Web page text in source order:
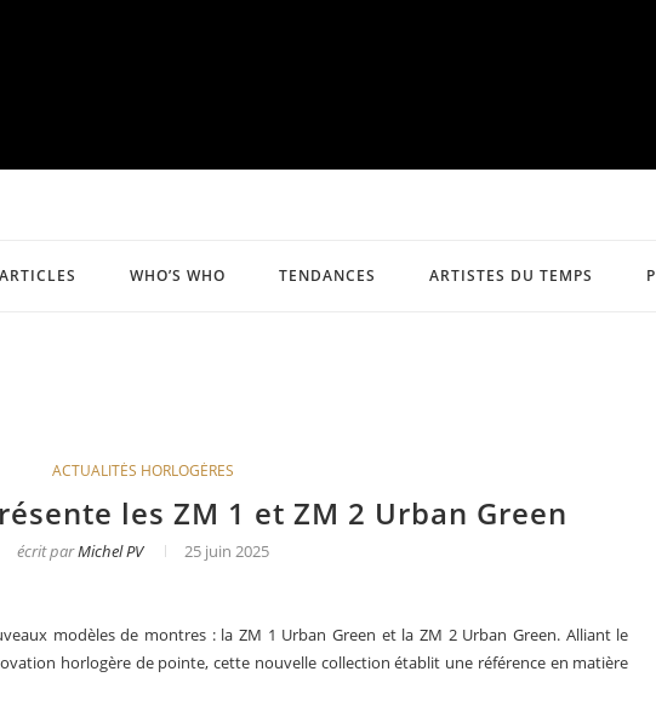
WHO’S WHO TENDANCES ARTISTES DU TEMPS
ACTUALITÉS HORLOGÈRES
les ZM 1 et ZM 2 Urban Green
écrit parMichel PV 25 juin 2025
modèles de montres : la ZM 1 Urban Green et la ZM 2 Urban Green. Alliant le
horlogère de pointe, cette nouvelle collection établit une référence en matière